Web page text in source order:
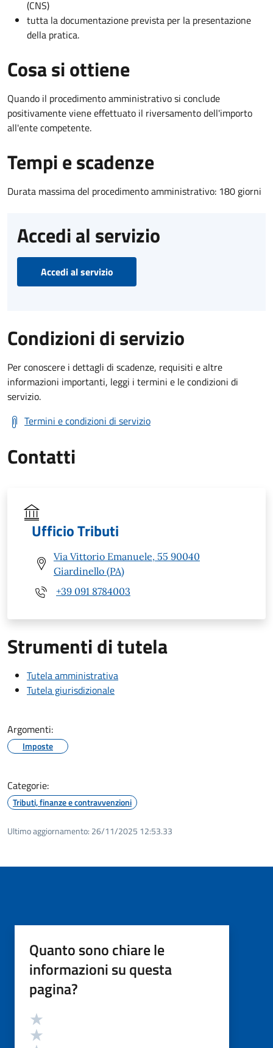
(CNS)
tutta la documentazione prevista per la presentazione
della pratica.
Cosa si ottiene
Quando il procedimento amministrativo si conclude
positivamente viene effettuato il riversamento dell'importo
all'ente competente.
Tempi e scadenze
Durata massima del procedimento amministrativo: 180 giorni
Accedi al servizio
Accedi al servizio
Condizioni di servizio
Per conoscere i dettagli di scadenze, requisiti e altre
informazioni importanti, leggi i termini e le condizioni di
servizio.
Termini e condizioni di servizio
Contatti
Ufficio Tributi
Via Vittorio Emanuele, 55 90040
Giardinello (PA)
+39 091 8784003
Strumenti di tutela
Tutela amministrativa
Tutela giurisdizionale
Argomenti:
Imposte
Categorie:
Tributi, finanze e contravvenzioni
Ultimo aggiornamento: 26/11/2025 12:53.33
Quanto sono chiare le
informazioni su questa
pagina?
Valutazione